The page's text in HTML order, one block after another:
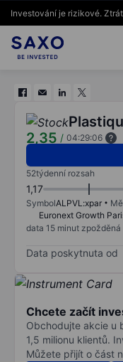
Investování je rizikové.
2,35 / 04:29:06
52týdenní rozsah
1,17
SymbolALPVL:xpar
Euronext Growth
data 15 minut zpožděná
Data poskytnuta od
Chcete začít
Obchodujte akcie u
1,5 milionu klientů.
Můžete přijít o část